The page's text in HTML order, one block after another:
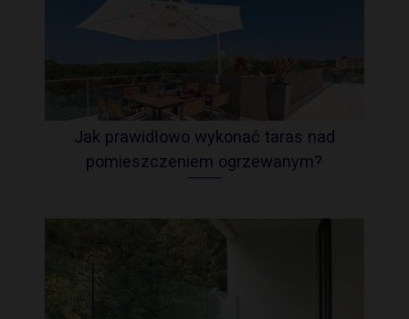
Jak prawidłowo wykonać taras nad
pomieszczeniem ogrzewanym?